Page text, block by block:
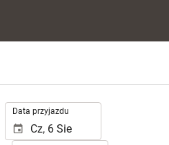
Data przyjazdu